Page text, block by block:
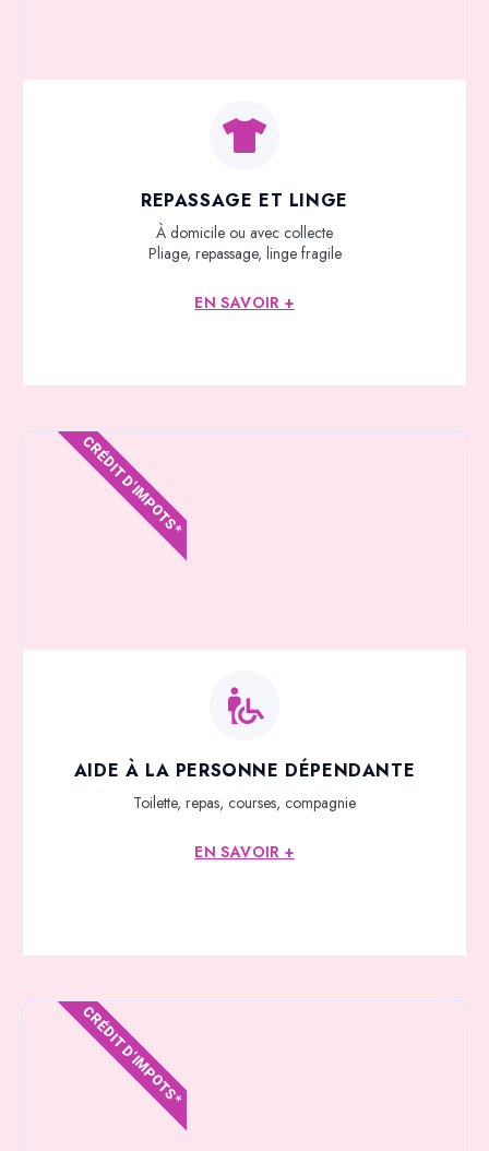
REPASSAGE ET LINGE
À domicile ou avec collecte
Pliage, repassage, linge fragile
EN SAVOIR +
AIDE À LA PERSONNE DÉPENDANTE
Toilette, repas, courses, compagnie
EN SAVOIR +
CRÉDIT D'IMPOTS*
CRÉDIT D'IMPOTS*